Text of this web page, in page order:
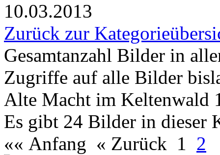
10.03.2013
Zurück zur
Gesamtanzahl Bilder in
Zugriffe auf alle Bilder
Alte Macht im Keltenwald
Es gibt 24 Bilder in dieser
«« Anfang « Zurück 1 2